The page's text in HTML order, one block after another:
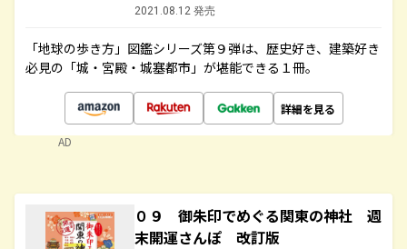
2021.08.12 発売
「地球の歩き方」図鑑シリーズ第９弾は、歴史好き、建築好き
必見の「城・宮殿・城塞都市」が堪能できる１冊。
詳細を見る
AD
０９ 御朱印でめぐる関東の神社 週
末開運さんぽ 改訂版